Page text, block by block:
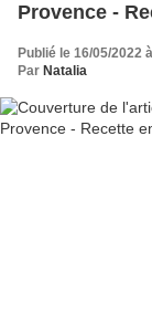
Provence -
Publié le 16/05/2022
Par Natalia